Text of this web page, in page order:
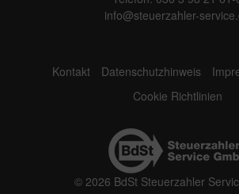
info@steuerzahler-
Kontakt Datenschutzhinweis
Cookie Richtlinien
© 2026 BdSt Steuerzahler